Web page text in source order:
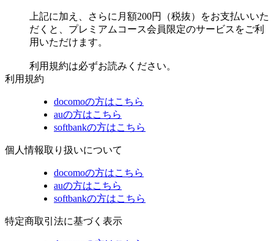
上記に加え、さらに月額200円（税抜）をお支払いいた
だくと、プレミアムコース会員限定のサービスをご利
用いただけます。
利用規約は必ずお読みください。
利用規約
docomoの方はこちら
auの方はこちら
softbankの方はこちら
個人情報取り扱いについて
docomoの方はこちら
auの方はこちら
softbankの方はこちら
特定商取引法に基づく表示